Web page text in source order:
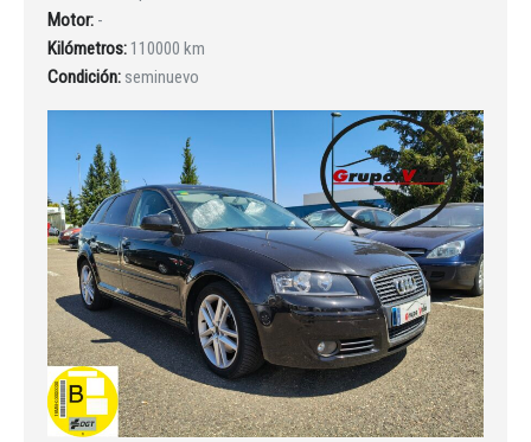
Motor: -
Kilómetros: 110000 km
Condición: seminuevo